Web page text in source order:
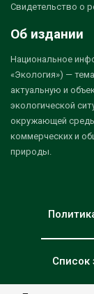
Свидетельство о
Об издании
Национальное
«Экология») —
актуальную и
экологической
окружающей
коммерческих и
природы.
Список